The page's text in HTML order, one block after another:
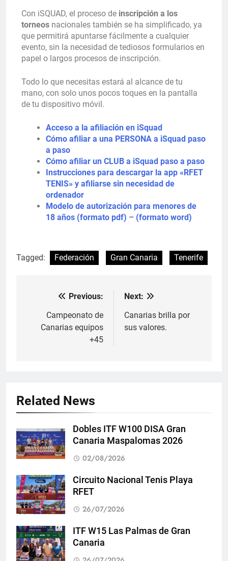
Con iSQUAD, el proceso de inscripción a los
torneos nacionales también se ha simplificado, ya
que permitirá apuntarse fácilmente a cualquier
evento, sin la necesidad de tediosos formularios en
papel o largos procesos de inscripción.
Todo lo que necesitas estará al alcance de tu
mano, con solo unos pocos toques en la pantalla
de tu dispositivo móvil.
Acceso a la afiliación en iSquad
Cómo afiliar a una PERSONA a iSquad paso
a paso
Cómo afiliar un CLUB a iSquad paso a paso
Instrucciones para descargar la app «RFET
TENIS» y afiliarse sin necesidad de
ordenador
Modelo de autorización para menores de
18 años (formato pdf) – (formato word)
Tagged: Federación Gran Canaria Tenerife
Previous:
Campeonato de
Canarias equipos
+45
Next:
Canarias brilla por
sus valores.
Related News
Dobles ITF W100 DISA Gran
Canaria Maspalomas 2026
02/08/2026
Circuito Nacional Tenis Playa
RFET
26/07/2026
ITF W15 Las Palmas de Gran
Canaria